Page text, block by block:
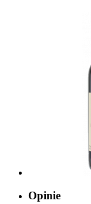
Opinie